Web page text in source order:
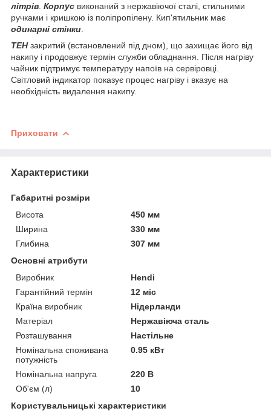
літрів Корпус виконаний з нержавіючої сталі, стильними
ручками і кришкою із поліпропілену. Кип'ятильник має
одинарні стінки
ТЕНзакритий (встановлений під дном), що захищає його від
накипу і продовжує термін служби обладнання. Після нагріву
чайник підтримує температуру напоїв на сервіровці.
Світловий індикатор показує процес нагріву і вказує на
необхідність видалення накипу.
Приховати
Характеристики
Габаритні розміри
Висота
450 мм
Ширина
330 мм
Глибина
307 мм
Основні атрибути
Виробник
Hendi
Гарантійний термін
12 міс
Країна виробник
Нідерланди
Матеріал
Нержавіюча сталь
Розташування
Настільне
Номінальна споживана
потужність
0.95 кВт
Номінальна напруга
220 В
Об'єм (л)
10
Користувальницькі характеристики